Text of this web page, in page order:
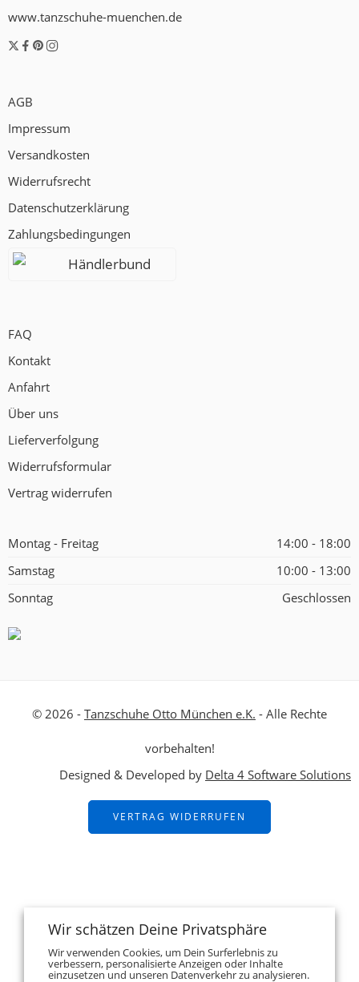
www.tanzschuhe-muenchen.de
AGB
Impressum
Versandkosten
Widerrufsrecht
Datenschutzerklärung
Zahlungsbedingungen
Händlerbund
FAQ
Kontakt
Anfahrt
Über uns
Lieferverfolgung
Widerrufsformular
Vertrag widerrufen
Montag - Freitag
14:00 - 18:00
Samstag
10:00 - 13:00
Sonntag
Geschlossen
© 2026 - Tanzschuhe Otto München e.K. - Alle Rechte
vorbehalten!
Designed & Developed by Delta 4 Software Solutions
VERTRAG WIDERRUFEN
Wir schätzen Deine Privatsphäre
Wir verwenden Cookies, um Dein Surferlebnis zu
verbessern, personalisierte Anzeigen oder Inhalte
einzusetzen und unseren Datenverkehr zu analysieren.